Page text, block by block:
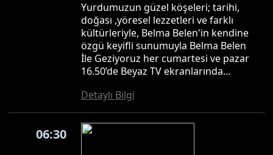
Yurdumuzun güzel köşeleri; tarihi,
doğası ,yöresel lezzetleri ve farklı
kültürleriyle, Belma Belen'in kendine
özgü keyifli sunumuyla Belma Belen
İle Geziyoruz her cumartesi ve pazar
16.50’de Beyaz TV ekranlarında…
Detaylı Bilgi
06:30